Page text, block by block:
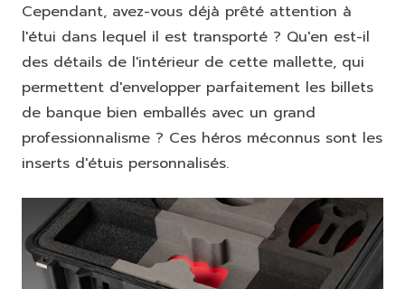
Cependant, avez-vous déjà prêté attention à
l'étui dans lequel il est transporté ? Qu'en est-il
des détails de l'intérieur de cette mallette, qui
permettent d'envelopper parfaitement les billets
de banque bien emballés avec un grand
professionnalisme ? Ces héros méconnus sont les
inserts d'étuis personnalisés.